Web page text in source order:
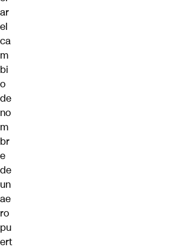
ar
el
ca
m
bi
o
de
no
m
br
e
de
un
ae
ro
pu
ert